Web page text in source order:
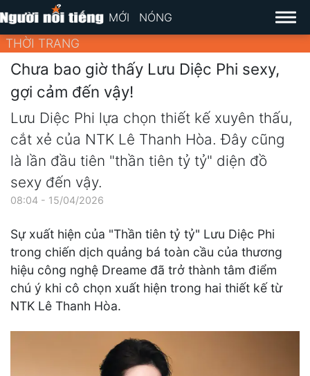
MỚI NÓNG
THỜI TRANG
Chưa bao giờ thấy Lưu Diệc Phi sexy,
gợi cảm đến vậy!
Lưu Diệc Phi lựa chọn thiết kế xuyên thấu,
cắt xẻ của NTK Lê Thanh Hòa. Đây cũng
là lần đầu tiên "thần tiên tỷ tỷ" diện đồ
sexy đến vậy.
08:04 - 15/04/2026
Sự xuất hiện của "Thần tiên tỷ tỷ" Lưu Diệc Phi
trong chiến dịch quảng bá toàn cầu của thương
hiệu công nghệ Dreame đã trở thành tâm điểm
chú ý khi cô chọn xuất hiện trong hai thiết kế từ
NTK Lê Thanh Hòa.